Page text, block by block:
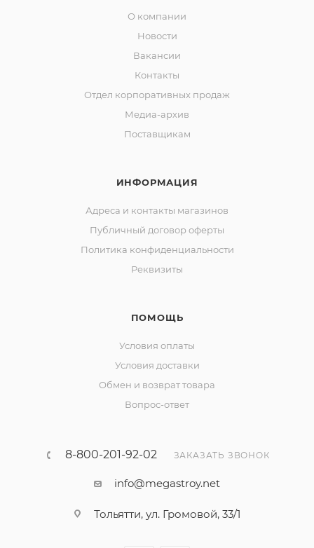
О компании
Новости
Вакансии
Контакты
Отдел корпоративных продаж
Медиа-архив
Поставщикам
ИНФОРМАЦИЯ
Адреса и контакты магазинов
Публичный договор оферты
Политика конфиденциальности
Реквизиты
ПОМОЩЬ
Условия оплаты
Условия доставки
Обмен и возврат товара
Вопрос-ответ
8-800-201-92-02 ЗАКАЗАТЬ ЗВОНОК
info@megastroy.net
Тольятти, ул. Громовой, 33/1